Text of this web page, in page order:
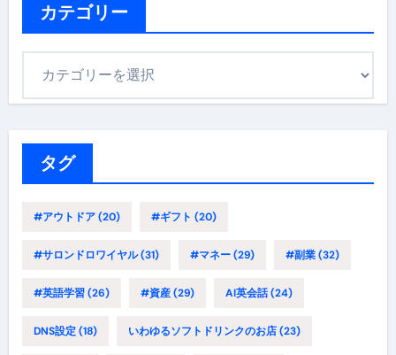
カテゴリー
タグ
#アウトドア(20) #ギフト (20)
#サロンドロワイヤル(31) #マネー(29) #副業(32)
#英語学習(26) #資産(29) AI英会話(24)
DNS設定(18) いわゆるソフトドリンクのお店(23)